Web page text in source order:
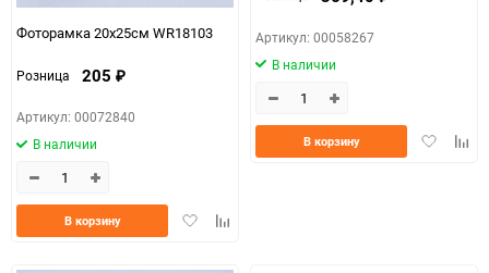
Фоторамка 20х25см WR18103
Розница 205 ₽
Артикул: 00072840
В наличии
ДобавитьДобавить
В корзину
Артикул: 00058267
В наличии
Добавить
В корзину